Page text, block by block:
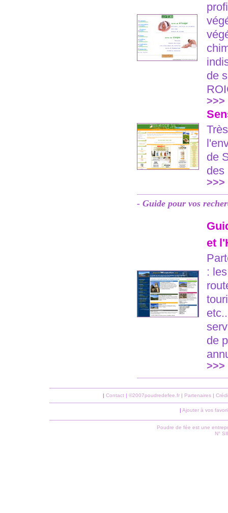
de
de
des
>>>
- Guide pour vos
et
:
de
| Contact | ©2007poudredefee.fr | Partenaires |
| Ajouter à vos
Poudre de fée est une
N°